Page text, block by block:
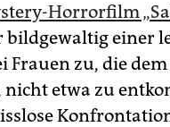
Horrorfilm
bildgewaltig einer
Frauen zu, die
etwa zu